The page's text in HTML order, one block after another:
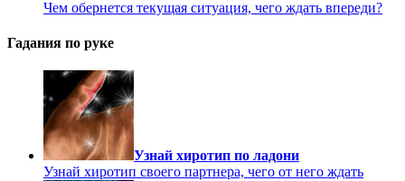
Чем обернется текущая ситуация, чего ждать впереди?
Гадания по руке
Узнай хиротип по ладони
Узнай хиротип своего партнера, чего от него ждать